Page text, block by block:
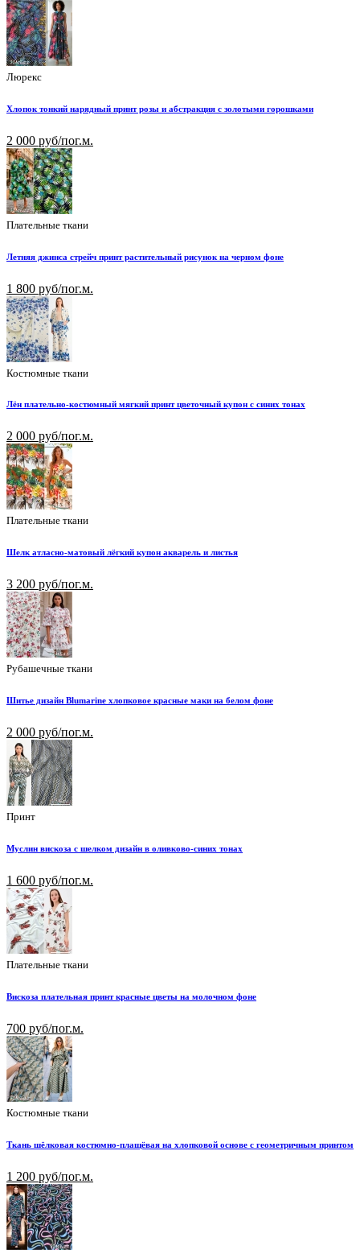
Люрекс
Хлопок тонкий нарядный принт розы и абстракция с золотыми горошками
2 000 руб/пог.м.
Плательные ткани
Летняя джинса стрейч принт растительный рисунок на черном фоне
1 800 руб/пог.м.
Костюмные ткани
Лён плательно-костюмный мягкий принт цветочный купон с синих тонах
2 000 руб/пог.м.
Плательные ткани
Шелк атласно-матовый лёгкий купон акварель и листья
3 200 руб/пог.м.
Рубашечные ткани
Шитье дизайн Blumarine хлопковое красные маки на белом фоне
2 000 руб/пог.м.
Принт
Муслин вискоза с шелком дизайн в оливково-синих тонах
1 600 руб/пог.м.
Плательные ткани
Вискоза плательная принт красные цветы на молочном фоне
700 руб/пог.м.
Костюмные ткани
Ткань шёлковая костюмно-плащёвая на хлопковой основе с геометричным принтом
1 200 руб/пог.м.